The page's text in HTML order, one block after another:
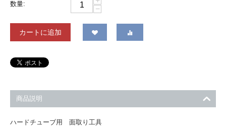
数量:
−
カートに追加
商品説明
ハードチューブ用 面取り工具